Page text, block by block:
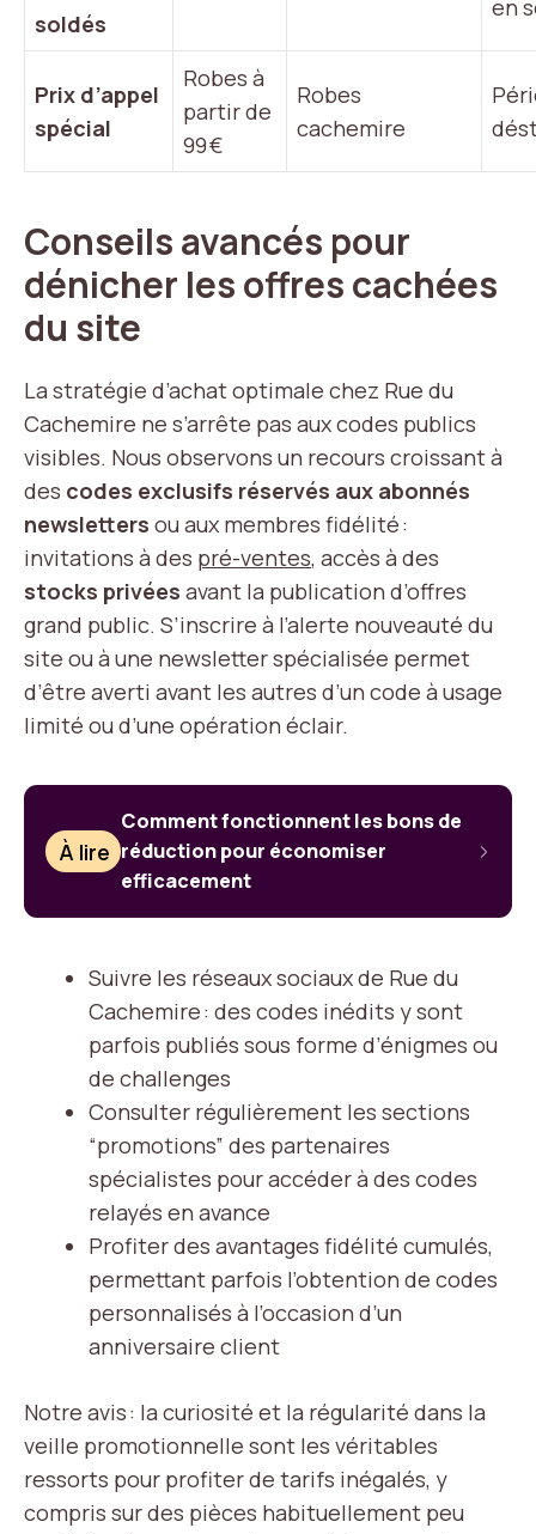
soldés
en
Prix d’appel
spécial
Robes à
partir de
99 €
Robes
cachemire
Conseils avancés pour
dénicher les offres cachées
du site
La stratégie d’achat optimale chez Rue du
Cachemire ne s’arrête pas aux codes publics
visibles. Nous observons un recours croissant à
des codes exclusifs réservés aux abonnés
newsletters ou aux membres fidélité :
invitations à des pré-ventes, accès à des
stocks privées avant la publication d’offres
grand public. S’inscrire à l’alerte nouveauté du
site ou à une newsletter spécialisée permet
d’être averti avant les autres d’un code à usage
limité ou d’une opération éclair.
À lire
Comment fonctionnent les bons de
réduction pour économiser
efficacement
Suivre les réseaux sociaux de Rue du
Cachemire : des codes inédits y sont
parfois publiés sous forme d’énigmes ou
de challenges
Consulter régulièrement les sections
“promotions” des partenaires
spécialistes pour accéder à des codes
relayés en avance
Profiter des avantages fidélité cumulés,
permettant parfois l’obtention de codes
personnalisés à l’occasion d’un
anniversaire client
Notre avis : la curiosité et la régularité dans la
veille promotionnelle sont les véritables
ressorts pour profiter de tarifs inégalés, y
compris sur des pièces habituellement peu